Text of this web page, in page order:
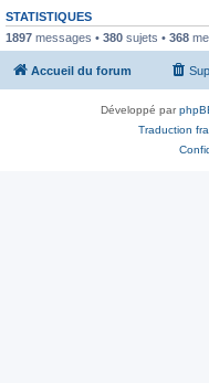
STATISTIQUES
1897 messages • 380 sujets • 368
Accueil du forum
Développé par
Traduction